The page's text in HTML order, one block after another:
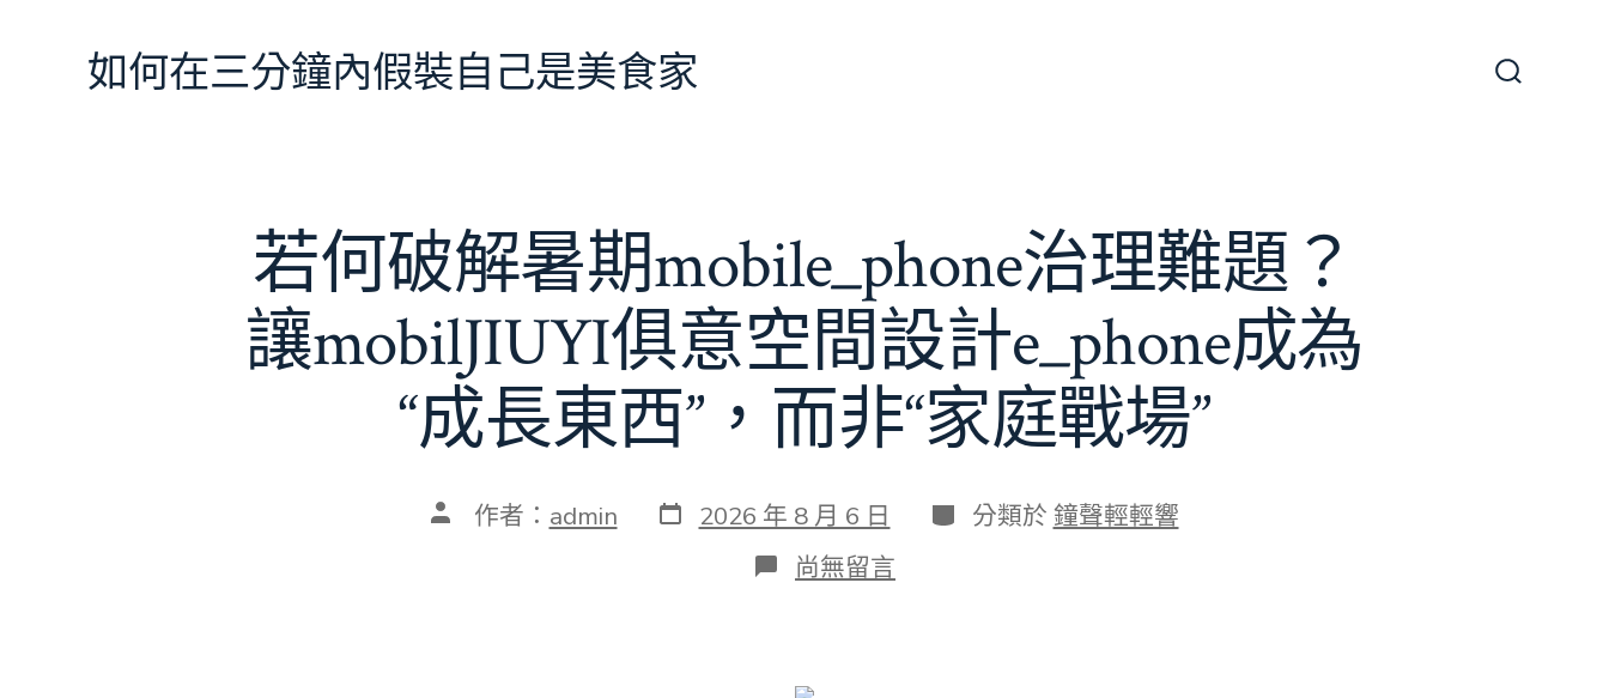
如何在三分鐘內假裝自己是美食家
若何破解暑期mobile_phone治理難題？
讓mobilJIUYI俱意空間設計e_phone成為
“成長東西”，而非“家庭戰場”
文 作者： admin 發
表
2026 年 8 月 6 日 分
類
分類於 鐘聲輕輕響
在
〈若
暑
尚無留言